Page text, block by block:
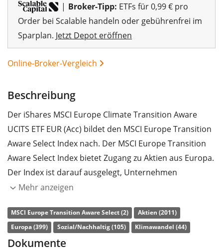
| Broker-Tipp: ETFs für 0,99 € pro
Order bei Scalable handeln oder gebührenfrei im
Sparplan. Jetzt Depot eröffnen
Online-Broker-Vergleich
Beschreibung
Der iShares MSCI Europe Climate Transition Aware
UCITS ETF EUR (Acc) bildet den MSCI Europe Transition
Aware Select Index nach. Der MSCI Europe Transition
Aware Select Index bietet Zugang zu Aktien aus Europa.
Der Index ist darauf ausgelegt, Unternehmen
abzubilden, die einen positiven Beitrag zum
ESG-Kriterien (Umwelt, Soziales und
Unternehmensführung) gefiltert. Ausgangsindex ist der
MSCI Europe Index.
Mehr anzeigen
MSCI Europe Transition Aware Select (2)
Aktien (2011)
Europa (399)
Sozial/Nachhaltig (105) Klimawandel (44)
Dokumente